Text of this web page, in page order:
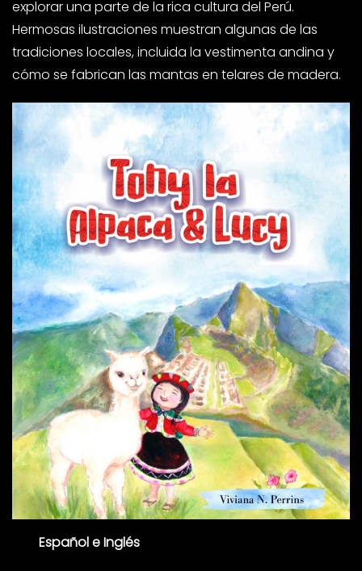
explorar una parte de la rica cultura del Perú.
Hermosas ilustraciones muestran algunas de las
tradiciones locales, incluida la vestimenta andina y
cómo se fabrican las mantas en telares de madera.
Español e Inglés